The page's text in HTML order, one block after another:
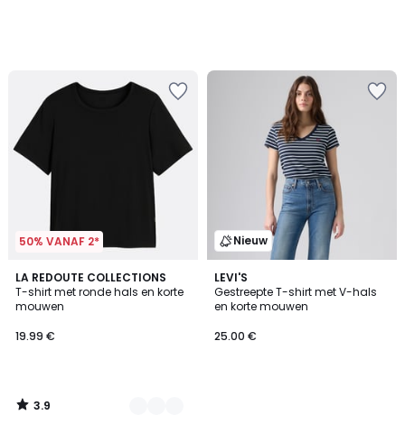
50% VANAF 2*
LA REDOUTE COLLECTIONS
T-shirt met ronde hals en korte
mouwen
19.99 €
3.9
/ 5
3
Kleuren
3.9
/
Nieuw
LEVI'S
Gestreepte T-shirt met V-hals
en korte mouwen
25.00 €